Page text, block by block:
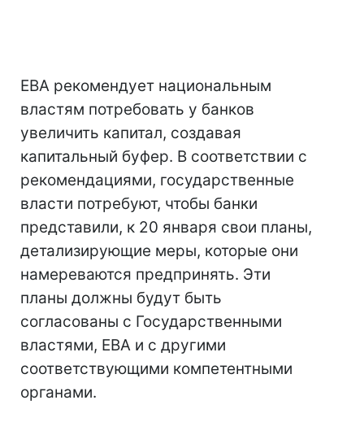
EBA рекомендует национальным
властям потребовать у банков
увеличить капитал, создавая
капитальный буфер. В соответствии с
рекомендациями, государственные
власти потребуют, чтобы банки
представили, к 20 января свои планы,
детализирующие меры, которые они
намереваются предпринять. Эти
планы должны будут быть
согласованы с Государственными
властями, EBA и с другими
соответствующими компетентными
органами.